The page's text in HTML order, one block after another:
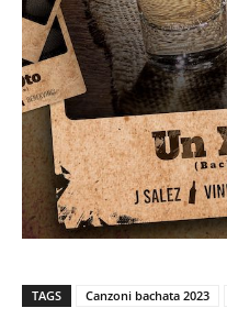
TAGS Canzoni bachata 2023